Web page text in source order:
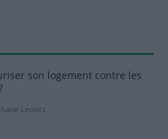
son logement contre les
Leclerc